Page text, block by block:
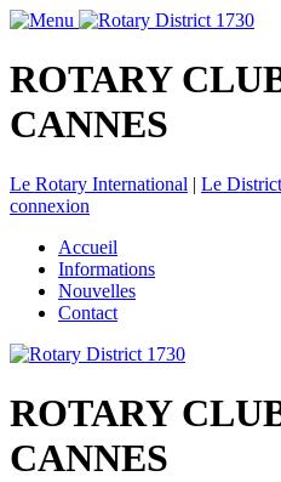
ROTARY
CANNES
Le Rotary International | Le
connexion
Accueil
Informations
Nouvelles
Contact
ROTARY
CANNES